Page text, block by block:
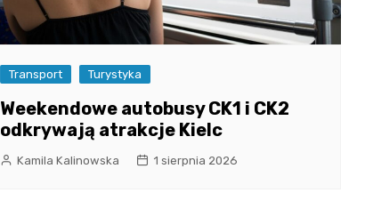
Transport Turystyka
Weekendowe autobusy CK1 i CK2
odkrywają atrakcje Kielc
Kamila Kalinowska 1 sierpnia 2026